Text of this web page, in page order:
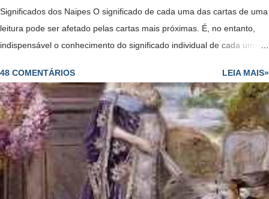
Significados dos Naipes O significado de cada uma das cartas de uma
leitura pode ser afetado pelas cartas mais próximas. É, no entanto,
indispensável o conhecimento do significado individual de cada uma
representar indivíduos que fazem parte da vida da pessoa para quem
se colocam as cartas, ou nela têm influência - ao passo que as outras
cartas do naipe representam forças ou tendências. O cartomante
deve ter em conta as associações tradicionais e muito importante que
se relacionam com cada um dos naipes em geral. Alquimia de bicicleta
1977 Inglaterra Baralho Comum - Significados dos Naipe de Copas
São as cartas do amor, da amizade e do prazer. Rei - Um homem
importante de pele clara, talvez de posição elevada ou distinta;
48 COMENTÁRIOS LEIA MAIS»